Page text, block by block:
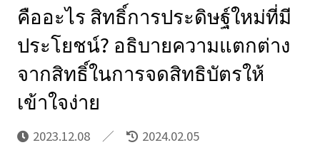
คืออะไร สิทธิ์การประดิษฐ์ใหม่ที่มี
ประโยชน์? อธิบายความแตกต่าง
จากสิทธิ์ในการจดสิทธิบัตรให้
เข้าใจง่าย
2023.12.08 2024.02.05